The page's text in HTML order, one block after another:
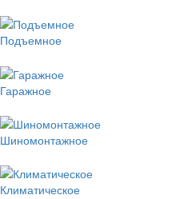
Подъемное
Гаражное
Шиномонтажное
Климатическое